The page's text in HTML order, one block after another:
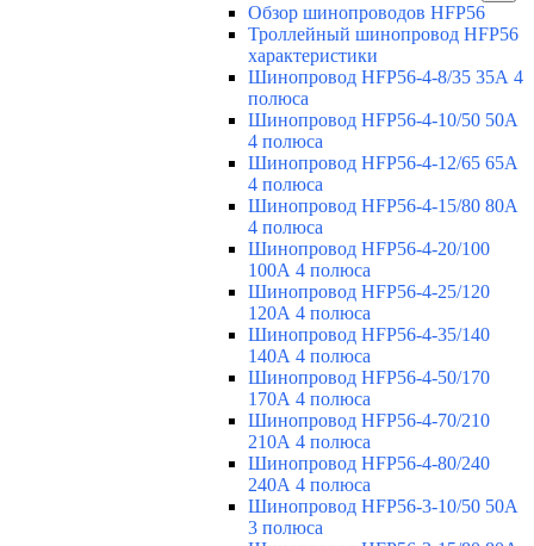
Обзор шинопроводов HFP56
Троллейный шинопровод HFP56
характеристики
Шинопровод HFP56-4-8/35 35А 4
полюса
Шинопровод HFP56-4-10/50 50А
4 полюса
Шинопровод HFP56-4-12/65 65А
4 полюса
Шинопровод HFP56-4-15/80 80А
4 полюса
Шинопровод HFP56-4-20/100
100А 4 полюса
Шинопровод HFP56-4-25/120
120А 4 полюса
Шинопровод HFP56-4-35/140
140А 4 полюса
Шинопровод HFP56-4-50/170
170А 4 полюса
Шинопровод HFP56-4-70/210
210А 4 полюса
Шинопровод HFP56-4-80/240
240А 4 полюса
Шинопровод HFP56-3-10/50 50А
3 полюса